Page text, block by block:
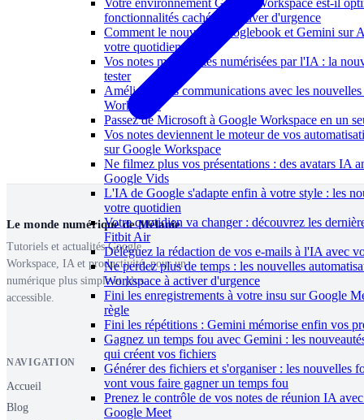
Votre environnement Google Workspace est-il
fonctionnalités cachées à activer d'urgence
Comment le nouveau Googlebook et Gemini sur
votre quotidien
Vos notes manuscrites numérisées par l'IA : la
tester
Améliorez vos communications avec les
Workspace
Passez de Microsoft à Google Workspace en un
Vos notes deviennent le moteur de vos
sur Google Workspace
Ne filmez plus vos présentations : des avatars IA
Google Vids
L'IA de Google s'adapte enfin à votre style : les
votre quotidien
Votre quotidien va changer : découvrez les
Fitbit Air
Déléguez la rédaction de vos e-mails à l'IA avec
Ne perdez plus de temps : les nouvelles
Workspace à activer d'urgence
Fini les enregistrements à votre insu sur Google
règle
Fini les répétitions : Gemini mémorise enfin vos
Gagnez un temps fou avec Gemini : les
qui créent vos fichiers
Générer des fichiers et s'organiser : les nouvelles
vont vous faire gagner un temps fou
Prenez le contrôle de vos notes de réunion IA
Google Meet
Le monde numérique de Mélanie
Tutoriels et actualités Google
Workspace, IA et productivité, pour un
numérique plus simple et plus
accessible.
NAVIGATION
Accueil
Blog